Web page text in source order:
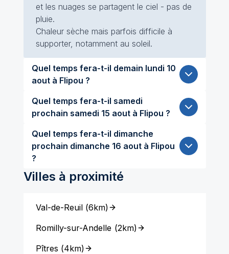
et les nuages se partagent le ciel - pas de
pluie.
Chaleur sèche mais parfois difficile à
supporter, notamment au soleil.
Quel temps fera-t-il demain lundi 10
aout à Flipou ?
Quel temps fera-t-il samedi
prochain samedi 15 aout à Flipou ?
Quel temps fera-t-il dimanche
prochain dimanche 16 aout à Flipou
?
Villes à proximité
Val-de-Reuil(6km)
Romilly-sur-Andelle (2km)
Pîtres (4km)